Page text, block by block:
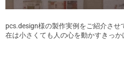
pcs.design様の製作実例をご紹介させ
在は小さくても人の心を動かすきっか